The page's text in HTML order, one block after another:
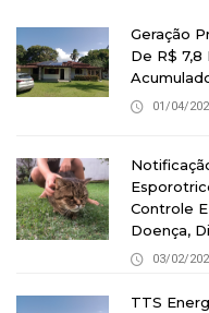
Geração
De R$
01/04/
Controle
Doença,
03/02/
TTS